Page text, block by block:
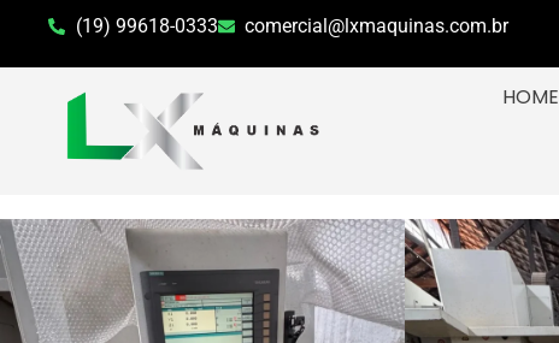
(19) 99618-0333 comercial@lxmaquinas.com.br
HOME